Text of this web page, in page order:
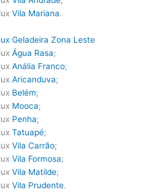
Vila Mariana.
Geladeira Zona Leste
Água Rasa;
Anália Franco;
Aricanduva;
Belém;
Mooca;
Penha;
Tatuapé;
Vila Carrão;
Vila Formosa;
Vila Matilde;
Vila Prudente.